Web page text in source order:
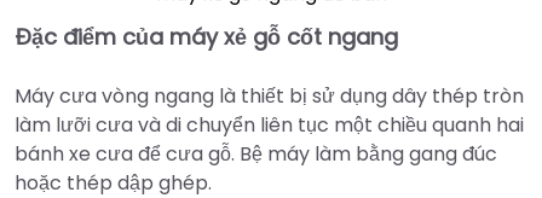
Đặc điểm của máy xẻ gỗ cốt ngang
Máy cưa vòng ngang là thiết bị sử dụng dây thép tròn
làm lưỡi cưa và di chuyển liên tục một chiều quanh hai
bánh xe cưa để cưa gỗ. Bệ máy làm bằng gang đúc
hoặc thép dập ghép.